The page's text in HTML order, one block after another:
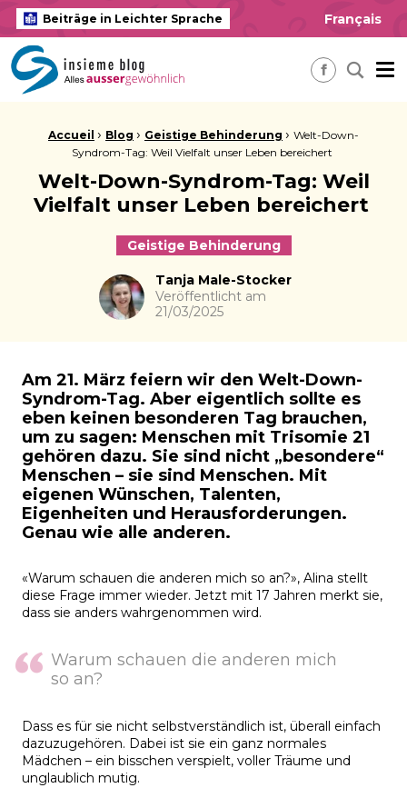
Beiträge in Leichter Sprache Français
insieme Blog Alles ausser gewöhnlich
Facebook
Nach
Brotkrume:
Accueil › Blog › Geistige Behinderung › Welt-Down-
Syndrom-Tag: Weil Vielfalt unser Leben bereichert
Welt-Down-Syndrom-Tag: Weil
Vielfalt unser Leben bereichert
Geistige Behinderung
Autor
Tanja Male-Stocker
Veröffentlicht am
21/03/2025
Am 21. März feiern wir den Welt-Down-
Syndrom-Tag. Aber eigentlich sollte es
eben keinen besonderen Tag brauchen,
um zu sagen: Menschen mit Trisomie 21
gehören dazu. Sie sind nicht „besondere“
Menschen – sie sind Menschen. Mit
eigenen Wünschen, Talenten,
Eigenheiten und Herausforderungen.
Genau wie alle anderen.
«Warum schauen die anderen mich so an?», Alina stellt
diese Frage immer wieder. Jetzt mit 17 Jahren merkt sie,
dass sie anders wahrgenommen wird.
Warum schauen die anderen mich
so an?
Dass es für sie nicht selbstverständlich ist, überall einfach
dazuzugehören. Dabei ist sie ein ganz normales
Mädchen – ein bisschen verspielt, voller Träume und
unglaublich mutig.